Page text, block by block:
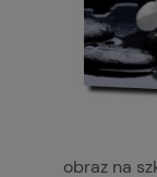
obraz na